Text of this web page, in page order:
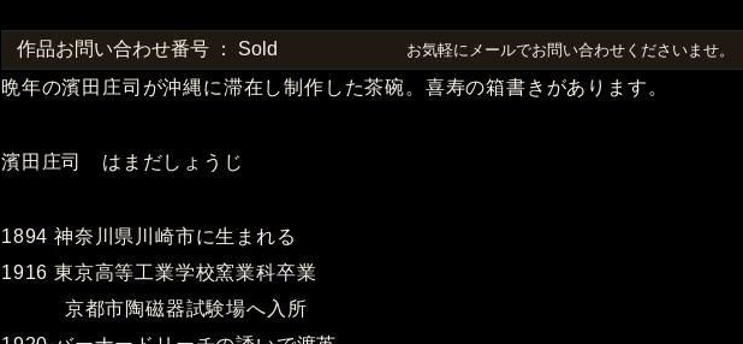
作品お問い合わせ番号 ： Sold お気軽にメールでお問い合わせくださいませ。
晩年の濱田庄司が沖縄に滞在し制作した茶碗。喜寿の箱書きがあります。
濱田庄司 はまだしょうじ
1894 神奈川県川崎市に生まれる
1916 東京高等工業学校窯業科卒業
京都市陶磁器試験場へ入所